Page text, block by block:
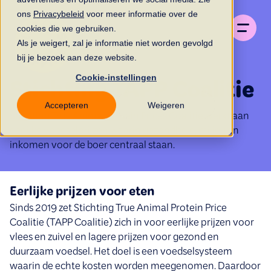
ons Privacybeleid voor meer informatie over de
cookies die we gebruiken.
Als je weigert, zal je informatie niet worden gevolgd
bij je bezoek aan deze website.
Cookie-instellingen
Accepteren Weigeren
Stichting TAPP Coalitie
Stichting True Animal Protein Prices Coalitie werkt aan
eerlijke voedselprijzen waarin gezondheid, milieu en
inkomen voor de boer centraal staan.
Eerlijke prijzen voor eten
Sinds 2019 zet Stichting True Animal Protein Price
Coalitie (TAPP Coalitie) zich in voor eerlijke prijzen voor
vlees en zuivel en lagere prijzen voor gezond en
duurzaam voedsel. Het doel is een voedselsysteem
waarin de echte kosten worden meegenomen. Daardoor